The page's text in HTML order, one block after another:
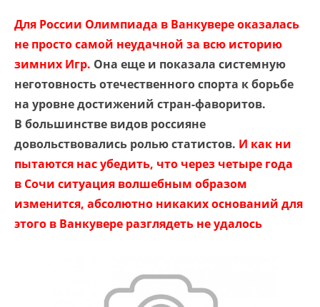
Для России Олимпиада в Ванкувере оказалась
не просто самой неудачной за всю историю
зимних Игр. Она еще и показала системную
неготовность отечественного спорта к борьбе
на уровне достижений стран-фаворитов.
В большинстве видов россияне
довольствовались ролью статистов. И как ни
пытаются нас убедить, что через четыре года
в Сочи ситуация волшебным образом
изменится, абсолютно никаких оснований для
этого в Ванкувере разглядеть не удалось